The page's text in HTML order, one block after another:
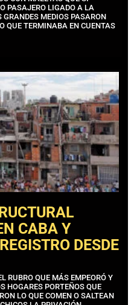
PASAJERO LIGADO A LA
MEDIOS PASARON
QUE TERMINABA EN CUENTAS
CABA Y
DESDE
RUBRO QUE MÁS EMPEORÓ Y
HOGARES PORTEÑOS QUE
LO QUE COMEN O SALTEAN